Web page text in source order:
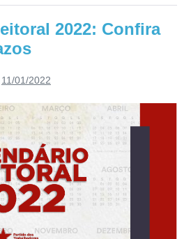
2022: Confira
11/01/2022